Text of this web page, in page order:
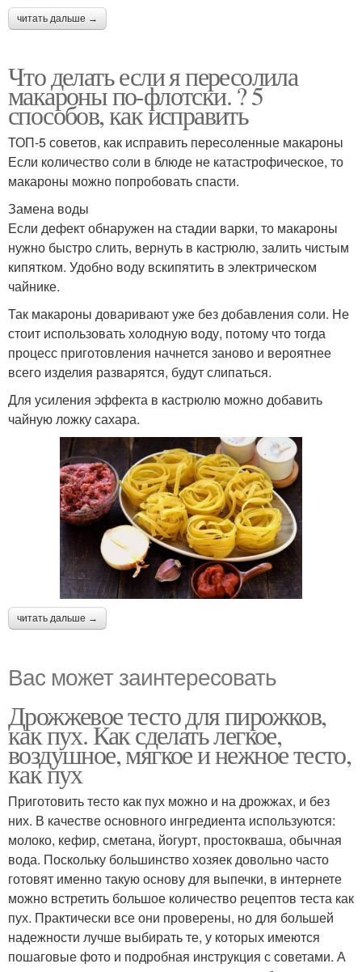
читать дальше →
Что делать если я пересолила
макароны по-флотски. ? 5
способов, как исправить
ТОП-5 советов, как исправить пересоленные макароны
Если количество соли в блюде не катастрофическое, то
макароны можно попробовать спасти.
Замена воды
Если дефект обнаружен на стадии варки, то макароны
нужно быстро слить, вернуть в кастрюлю, залить чистым
кипятком. Удобно воду вскипятить в электрическом
чайнике.
Так макароны доваривают уже без добавления соли. Не
стоит использовать холодную воду, потому что тогда
процесс приготовления начнется заново и вероятнее
всего изделия разварятся, будут слипаться.
Для усиления эффекта в кастрюлю можно добавить
чайную ложку сахара.
читать дальше →
Вас может заинтересовать
Дрожжевое тесто для пирожков,
как пух. Как сделать легкое,
воздушное, мягкое и нежное тесто,
как пух
Приготовить тесто как пух можно и на дрожжах, и без
них. В качестве основного ингредиента используются:
молоко, кефир, сметана, йогурт, простокваша, обычная
вода. Поскольку большинство хозяек довольно часто
готовят именно такую основу для выпечки, в интернете
можно встретить большое количество рецептов теста как
пух. Практически все они проверены, но для большей
надежности лучше выбирать те, у которых имеются
пошаговые фото и подробная инструкция с советами. А